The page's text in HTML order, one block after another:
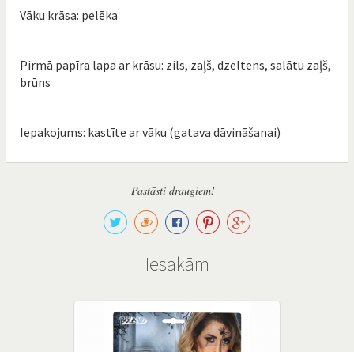
Vāku krāsa: pelēka
Pirmā papīra lapa ar krāsu: zils, zaļš, dzeltens, salātu zaļš,
brūns
Iepakojums: kastīte ar vāku (gatava dāvināšanai)
Pastāsti draugiem!
Iesakām